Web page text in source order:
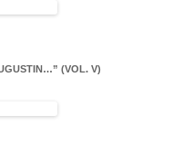
(VOL. V)